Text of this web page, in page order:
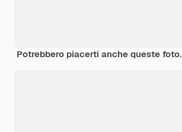
Potrebbero piacerti anche queste foto.